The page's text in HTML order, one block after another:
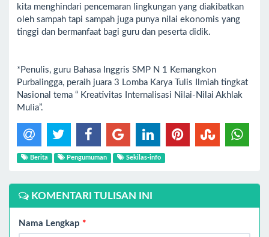
kita menghindari pencemaran lingkungan yang diakibatkan
oleh sampah tapi sampah juga punya nilai ekonomis yang
tinggi dan bermanfaat bagi guru dan peserta didik.
*Penulis, guru Bahasa Inggris SMP N 1 Kemangkon
Purbalingga, peraih juara 3 Lomba Karya Tulis Ilmiah tingkat
Nasional tema “ Kreativitas Internalisasi Nilai-Nilai Akhlak
Mulia”.
Berita Pengumuman Sekilas-info
KOMENTARI TULISAN INI
Nama Lengkap *